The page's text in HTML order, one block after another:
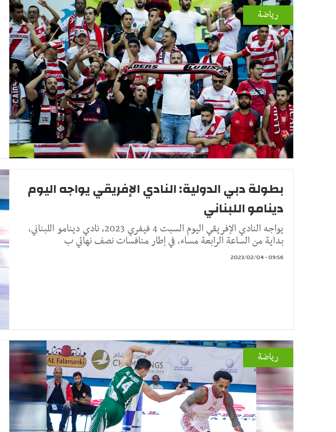
رياضة
بطولة دبي الدولية: النادي الإفريقي يواجه اليوم
دينامو اللبناني
يواجه النادي الإفريقي اليوم السبت 4 فيفري 2023، نادي دينامو اللبناني،
بداية من الساعة الرابعة مساء، في إطار منافسات نصف نهائي ب
09:56 - 2023/02/04
رياضة